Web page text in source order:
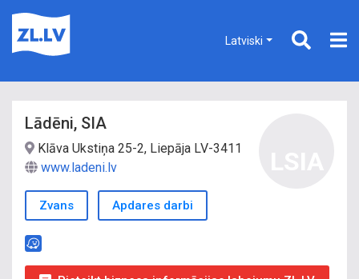
Latviski
Lādēni, SIA
Klāva Ukstiņa 25-2, Liepāja LV-3411
www.ladeni.lv
Zvans Apdares darbi